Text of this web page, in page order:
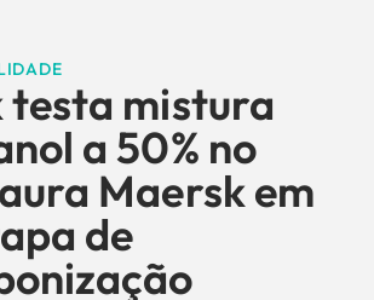
testa mistura
a 50% no
Maersk em
de